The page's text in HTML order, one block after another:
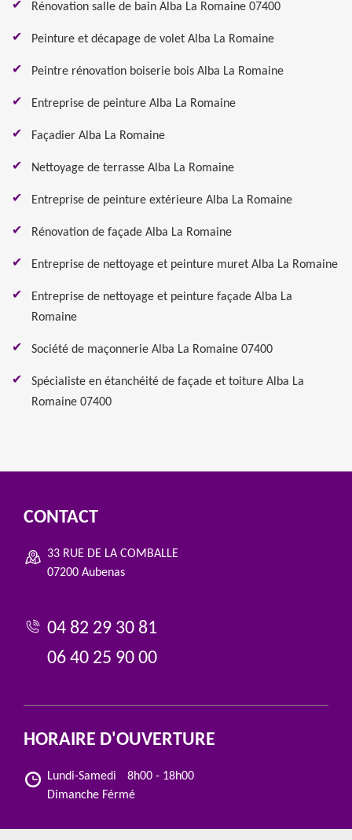
Rénovation salle de bain Alba La Romaine 07400
Peinture et décapage de volet Alba La Romaine
Peintre rénovation boiserie bois Alba La Romaine
Entreprise de peinture Alba La Romaine
Façadier Alba La Romaine
Nettoyage de terrasse Alba La Romaine
Entreprise de peinture extérieure Alba La Romaine
Rénovation de façade Alba La Romaine
Entreprise de nettoyage et peinture muret Alba La Romaine
Entreprise de nettoyage et peinture façade Alba La
Romaine
Société de maçonnerie Alba La Romaine 07400
Spécialiste en étanchéité de façade et toiture Alba La
Romaine 07400
CONTACT
33 RUE DE LA COMBALLE
07200 Aubenas
04 82 29 30 81
06 40 25 90 00
HORAIRE D'OUVERTURE
Lundi-Samedi
8h00 - 18h00
Dimanche Férmé